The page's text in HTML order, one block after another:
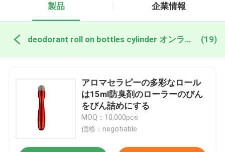
製品 企業情報
deodorant roll on bottles cylinder オンライン製造 (19)
アロマセラピーの多彩なロール
は15ml防臭剤のローラーのびん
をびん詰めにする
MOQ：10,000pcs
価格：negotiable